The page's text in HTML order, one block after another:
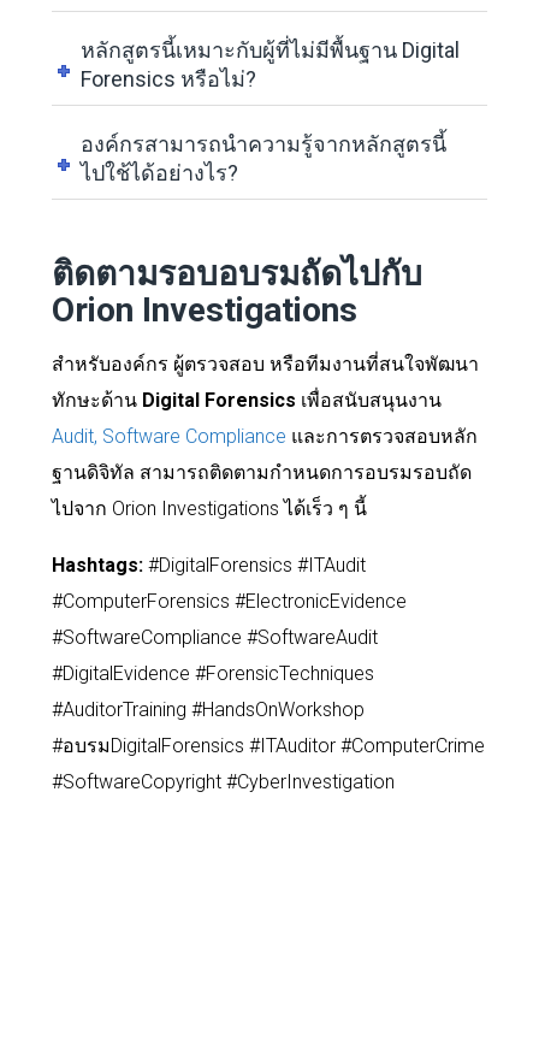
หลักสูตรนี้เหมาะกับผู้ที่ไม่มีพื้นฐาน Digital
Forensics หรือไม่?
องค์กรสามารถนำความรู้จากหลักสูตรนี้
ไปใช้ได้อย่างไร?
ติดตามรอบอบรมถัดไปกับ
Orion Investigations
สำหรับองค์กร ผู้ตรวจสอบ หรือทีมงานที่สนใจพัฒนา
ทักษะด้าน Digital Forensics เพื่อสนับสนุนงาน
Audit, Software Compliance และการตรวจสอบหลัก
ฐานดิจิทัล สามารถติดตามกำหนดการอบรมรอบถัด
ไปจาก Orion Investigations ได้เร็ว ๆ นี้
Hashtags:#DigitalForensics #ITAudit
#ComputerForensics #ElectronicEvidence
#SoftwareCompliance #SoftwareAudit
#DigitalEvidence #ForensicTechniques
#AuditorTraining #HandsOnWorkshop
#อบรมDigitalForensics #ITAuditor #ComputerCrime
#SoftwareCopyright #CyberInvestigation